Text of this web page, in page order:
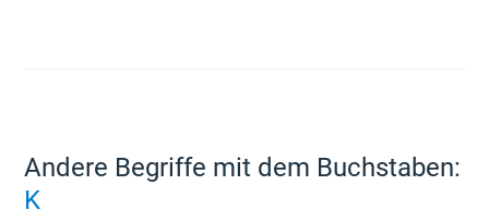
Andere Begriffe mit dem Buchstaben:
K